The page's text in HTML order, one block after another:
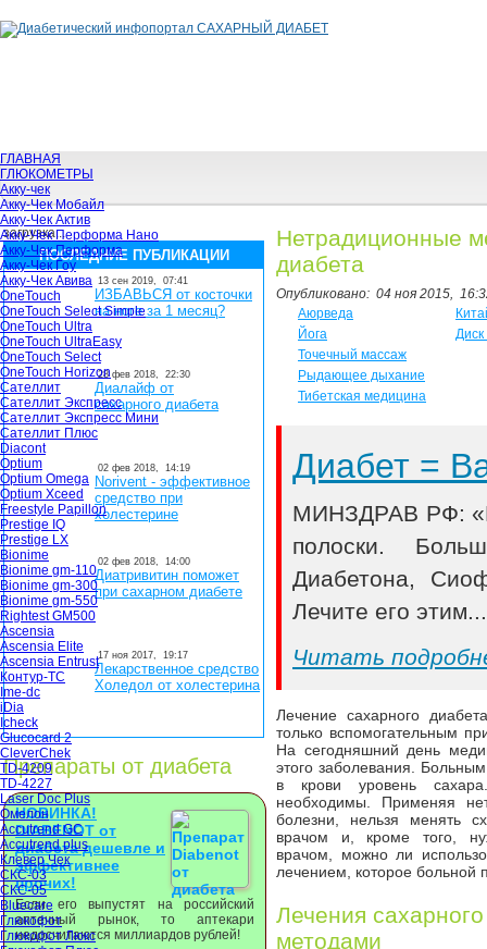
ГЛАВНАЯ
ГЛЮКОМЕТРЫ
Акку-чек
Акку-Чек Мобайл
Акку-Чек Актив
Акку-Чек Перформа Нано
Акку-Чек Перформа
Акку-Чек Гоу
Акку-Чек Авива
OneTouch
OneTouch Select Simple
OneTouch Ultra
OneTouch UltraEasy
OneTouch Select
OneTouch Horizon
Сателлит
Сателлит Экспресс
Сателлит Экспресс Мини
Сателлит Плюс
Diacont
Optium
Optium Omega
Optium Xceed
Freestyle Papillon
Prestige IQ
Prestige LX
Bionime
Bionime gm-110
Bionime gm-300
Bionime gm-550
Rightest GM500
Ascensia
Ascensia Elite
Ascensia Entrust
Контур-ТС
Ime-dc
iDia
Icheck
Glucocard 2
CleverChek
TD-4209
TD-4227
Laser Doc Plus
Омелон
Accutrend GC
Accutrend plus
Клевер Чек
СКС-03
СКС-05
Bluecare
Глюкофот
Глюкофот Люкс
загрузка...
ПОСЛЕДНИЕ ПУБЛИКАЦИИ
13 сен 2019, 07:41
ИЗБАВЬСЯ от косточки
на ноге за 1 месяц?
28 фев 2018, 22:30
Диалайф от
сахарного диабета
02 фев 2018, 14:19
Norivent - эффективное
средство при
холестерине
02 фев 2018, 14:00
Диатривитин поможет
при сахарном диабете
17 ноя 2017, 19:17
Лекарственное средство
Холедол от холестерина
Препараты от диабета
НОВИНКА!
DIABENOT от
диабета дешевле и
эффективнее
прочих!
Если его выпустят на российский
аптечный рынок, то аптекари
недосчитаются миллиардов рублей!
Нетрадиционные
диабета
Опубликовано: 04 ноя 2015,
Аюрведа
Йога
Точечный массаж
Рыдающее дыхание
Тибетская медицина
Диабет =
МИНЗДРАВ РФ:
полоски.
Диабетона,
Лечите его
Читать
Лечение сахарного
только вспомогательным
На сегодняшний день
этого заболевания.
в крови уровень
необходимы. Применяя
болезни, нельзя менять
врачом и, кроме того,
врачом, можно ли
лечением, которое больной
Лечения
методами